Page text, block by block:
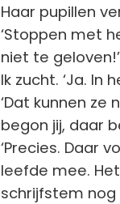
Haar pupillen
‘Stoppen met
niet te geloven!’
Ik zucht. ‘Ja. In
‘Dat kunnen ze
begon jij, daar
‘Precies. Daar
leefde mee.
schrijfstem